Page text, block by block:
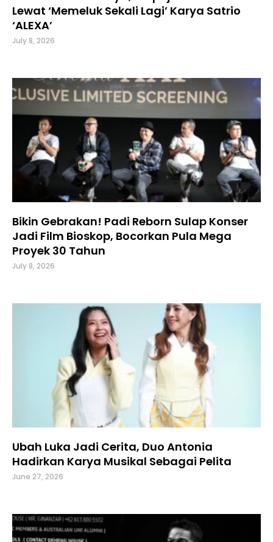
Lewat ‘Memeluk Sekali Lagi’ Karya Satrio
‘ALEXA’
July 8, 2026
Bikin Gebrakan! Padi Reborn Sulap Konser
Jadi Film Bioskop, Bocorkan Pula Mega
Proyek 30 Tahun
July 8, 2026
Ubah Luka Jadi Cerita, Duo Antonia
Hadirkan Karya Musikal Sebagai Pelita
June 27, 2026